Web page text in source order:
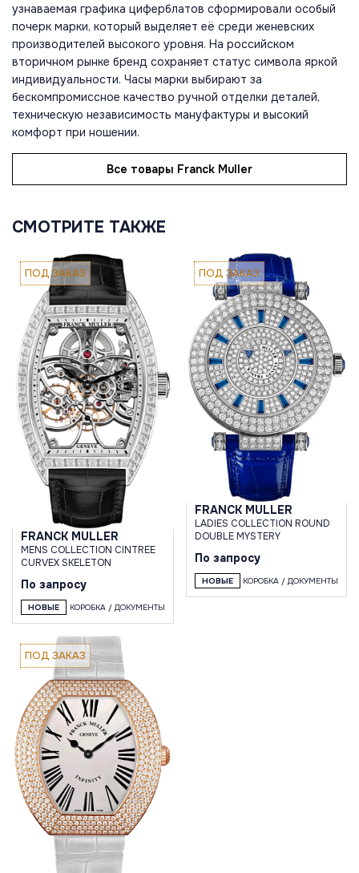
узнаваемая графика циферблатов сформировали особый
почерк марки, который выделяет её среди женевских
производителей высокого уровня. На российском
вторичном рынке бренд сохраняет статус символа яркой
индивидуальности. Часы марки выбирают за
бескомпромиссное качество ручной отделки деталей,
техническую независимость мануфактуры и высокий
комфорт при ношении.
Все товары Franck Muller
СМОТРИТЕ ТАКЖЕ
ПОД ЗАКАЗ
FRANCK MULLER
MENS COLLECTION CINTREE
CURVEX SKELETON
По запросу
НОВЫЕ КОРОБКА / ДОКУМЕНТЫ
ПОД ЗАКАЗ
FRANCK MULLER
LADIES COLLECTION ROUND
DOUBLE MYSTERY
По запросу
НОВЫЕ КОРОБКА / ДОКУМЕНТЫ
ПОД ЗАКАЗ